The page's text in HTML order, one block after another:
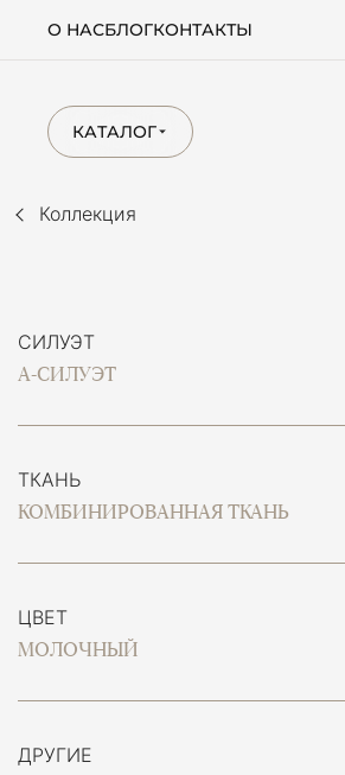
О НАСБЛОГКОНТАКТЫ
КАТАЛОГ
Коллекция
СИЛУЭТ
А-СИЛУЭТ
ТКАНЬ
КОМБИНИРОВАННАЯ ТКАНЬ
ЦВЕТ
МОЛОЧНЫЙ
ДРУГИЕ